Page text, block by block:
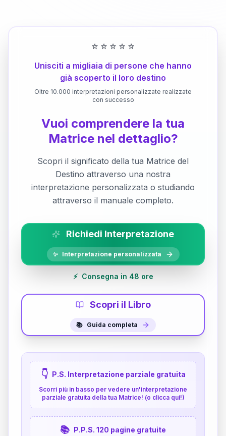
⭐ ⭐ ⭐ ⭐ ⭐
Unisciti a migliaia di persone che hanno
già scoperto il loro destino
Oltre 10.000 interpretazioni personalizzate realizzate
con successo
Vuoi comprendere la tua
Matrice nel dettaglio?
Scopri il significato della tua Matrice del
Destino attraverso una nostra
interpretazione personalizzata o studiando
attraverso il manuale completo.
Richiedi Interpretazione
✨ Interpretazione personalizzata
⚡ Consegna in 48 ore
Scopri il Libro
📚 Guida completa
👇 P.S. Interpretazione parziale gratuita
Scorri più in basso per vedere un'interpretazione
parziale gratuita della tua Matrice! (o clicca qui!)
📚 P.P.S. 120 pagine gratuite